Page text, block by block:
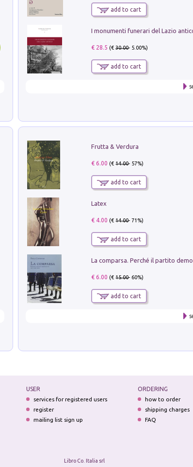
add to cart
€ 28.5 (€30.00- 5.00%)
add to cart
Frutta & Verdura
€ 6.00 (€14.00- 57%)
add to cart
Latex
€ 4.00 (€14.00- 71%)
add to cart
€ 6.00 (€15.00- 60%)
add to cart
USER
services for registered users
register
mailing list sign up
ORDERING
how to order
shipping charges
FAQ
Libro Co. Italia srl